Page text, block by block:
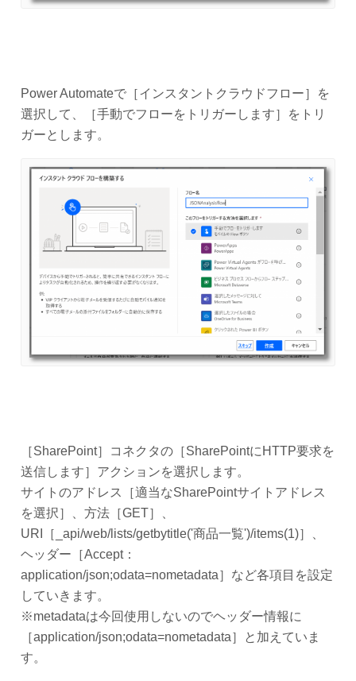
Power Automateで［インスタントクラウドフロー］を
選択して、［手動でフローをトリガーします］をトリ
ガーとします。
［SharePoint］コネクタの［SharePointにHTTP要求を
送信します］アクションを選択します。
サイトのアドレス［適当なSharePointサイトアドレス
を選択］、方法［GET］、
URI［_api/web/lists/getbytitle('商品一覧')/items(1)］、
ヘッダー［Accept：
application/json;odata=nometadata］など各項目を設定
していきます。
※metadataは今回使用しないのでヘッダー情報に
［application/json;odata=nometadata］と加えていま
す。